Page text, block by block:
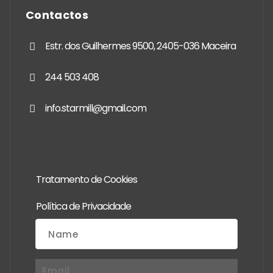
Contactos
Estr. dos Guilhermes 9500, 2405-036 Maceira
244 503 408
info.starmill@gmail.com
Tratamento de Cookies
Política de Privacidade